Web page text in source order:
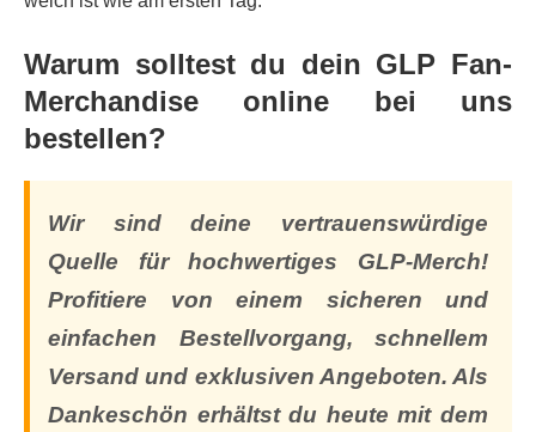
Warum solltest du dein GLP Fan-
Merchandise online bei uns
bestellen?
Wir sind deine vertrauenswürdige
Quelle für hochwertiges GLP-Merch!
Profitiere von einem sicheren und
einfachen Bestellvorgang, schnellem
Versand und exklusiven Angeboten. Als
Dankeschön erhältst du heute mit dem